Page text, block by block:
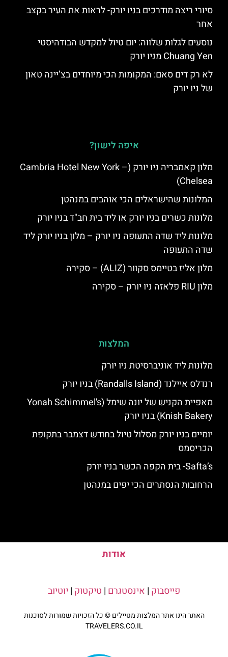
סיורי ריצה מודרכים בניו יורק- לראות את העיר בקצב
אחר
נוסעים לגלות שלווה: יום טיול למקדש הבודהיסטי
Chuang Yen מניו יורק
לא רק דים סאם: המקומות הכי מיוחדים בצ’יינה טאון
של ניו יורק
איפה לישון?
מלון קאמבריה ניו יורק (Cambria Hotel New York –
Chelsea)
המלונות שהישראלים הכי אוהבים במנהטן
מלונות כשרים בניו יורק או ליד בית חב"ד בניו יורק
מלונות ליד שדה התעופה ניו יורק – מלון בניו יורק ליד
שדה התעופה
מלון אליז בטיימס סקוור (ALIZ) – סקירה
מלון RIU פלאזה ניו יורק – סקירה
המלצות
מלונות ליד אוניברסיטת ניו יורק
רנדלס איילנד (Randalls Island) בניו יורק
מאפיית הקניש של יונה שימל (Yonah Schimmel's
Knish Bakery) בניו יורק
יומיים בניו יורק מסלול טיול בחודש דצמבר בתקופת
הכריסמס
Safta’s- בית הקפה הכשר בניו יורק
הרחובות הנסתרים הכי יפים במנהטן
אודות
פייסבוק | אינסטגרם | טיקטוק | יוטיוב
האתר הינו אתר המלצות מטיילים © כל הזכויות שמורות לסוכנות
TRAVELERS.CO.IL